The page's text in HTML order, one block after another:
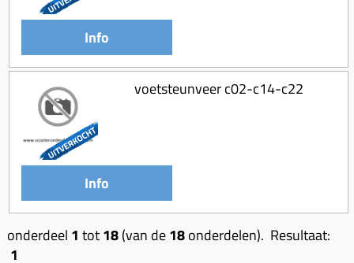
Info
voetsteunveer c02-c14-c22
Info
onderdeel 1 tot18(van de18onderdelen). Resultaat:
1